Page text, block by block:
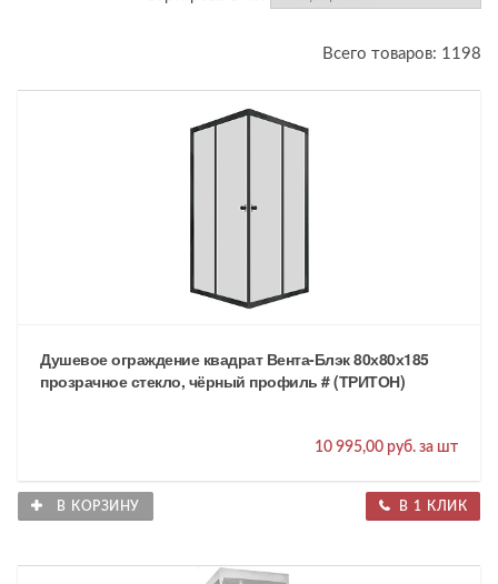
Всего товаров: 1198
Душевое ограждение квадрат Вента-Блэк 80х80х185
прозрачное стекло, чёрный профиль # (ТРИТОН)
10 995,00 руб. за шт
В КОРЗИНУ В 1 КЛИК